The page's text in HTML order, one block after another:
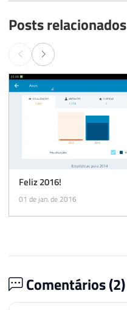
Posts relacionados
Feliz 2016!
01 de jan. de 2016
Comentários (2)